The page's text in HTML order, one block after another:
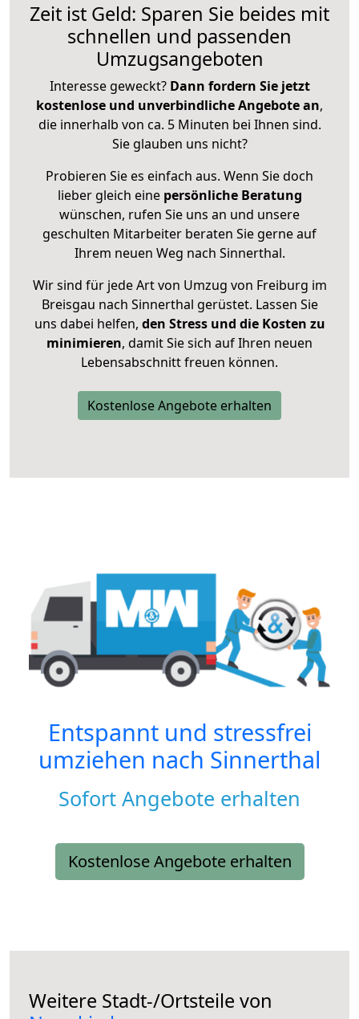
Zeit ist Geld: Sparen Sie beides mit
schnellen und passenden
Umzugsangeboten
Interesse geweckt? Dann fordern Sie jetzt
kostenlose und unverbindliche Angebote an,
die innerhalb von ca. 5 Minuten bei Ihnen sind.
Sie glauben uns nicht?
Probieren Sie es einfach aus. Wenn Sie doch
lieber gleich eine persönliche Beratung
wünschen, rufen Sie uns an und unsere
geschulten Mitarbeiter beraten Sie gerne auf
Ihrem neuen Weg nach Sinnerthal.
Wir sind für jede Art von Umzug von Freiburg im
Breisgau nach Sinnerthal gerüstet. Lassen Sie
uns dabei helfen, den Stress und die Kosten zu
minimieren, damit Sie sich auf Ihren neuen
Lebensabschnitt freuen können.
Kostenlose Angebote erhalten
Entspannt und stressfrei
umziehen nach Sinnerthal
Sofort Angebote erhalten
Kostenlose Angebote erhalten
Weitere Stadt-/Ortsteile von